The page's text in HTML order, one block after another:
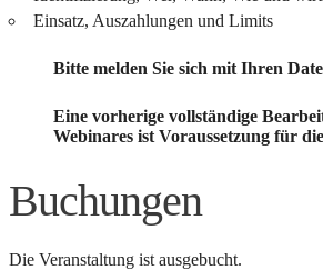
Einsatz, Auszahlungen und Limits
Bitte melden Sie sich mit Ihren
Eine vorherige vollständige
Webinares ist Voraussetzung für
Buchungen
Die Veranstaltung ist ausgebucht.